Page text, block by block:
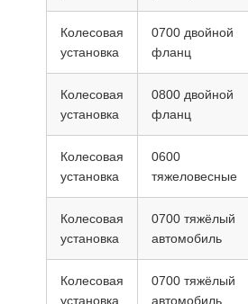
Колесовая
установка
0700 двойной
фланц
Колесовая
установка
0800 двойной
фланц
Колесовая
установка
0600
тяжеловесные
Колесовая
установка
0700 тяжёлый
автомобиль
Колесовая
установка
0700 тяжёлый
автомобиль